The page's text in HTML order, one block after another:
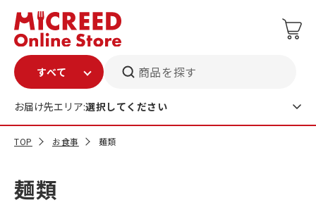
商品を探す
お届け先エリア:選択してください
TOP お食事 麺類
麺類